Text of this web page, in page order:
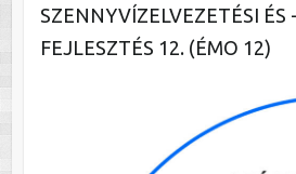
SZENNYVÍZELVEZETÉSI ÉS
FEJLESZTÉS 12. (ÉMO 12)